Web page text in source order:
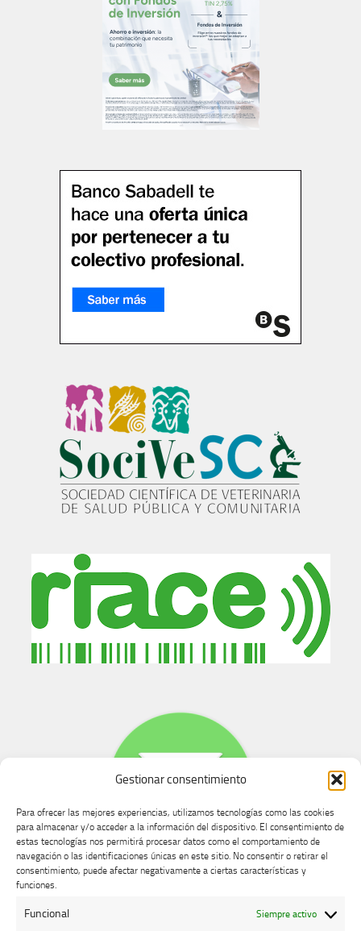
Gestionar consentimiento
Para ofrecer las mejores experiencias, utilizamos tecnologías como las cookies
para almacenar y/o acceder a la información del dispositivo. El consentimiento de
estas tecnologías nos permitirá procesar datos como el comportamiento de
navegación o las identificaciones únicas en este sitio. No consentir o retirar el
consentimiento, puede afectar negativamente a ciertas características y
funciones.
Funcional Siempre activo
Buzón de dudas, quejas y sugerencias